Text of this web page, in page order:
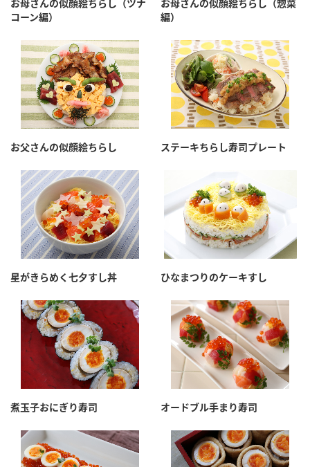
お母さんの似顔絵ちらし（ツナ
コーン編）
お母さんの似顔絵ちらし（惣菜
編）
お父さんの似顔絵ちらし ステーキちらし寿司プレート
星がきらめく七夕すし丼 ひなまつりのケーキすし
煮玉子おにぎり寿司 オードブル手まり寿司